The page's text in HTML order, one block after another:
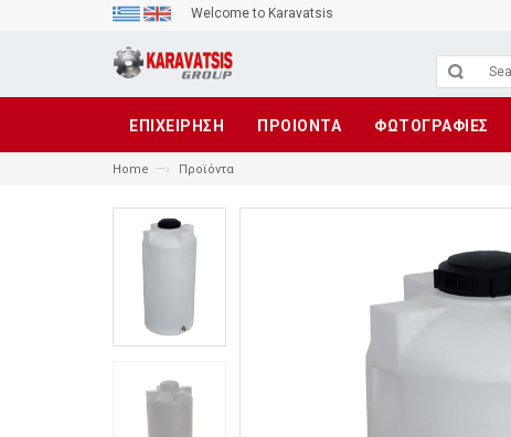
Welcome to Karavatsis
ΕΠΙΧΕΙΡΗΣΗ ΠΡΟΙΟΝΤΑ ΦΩΤΟΓΡΑΦΙΕΣ
Home —› Προϊόντα